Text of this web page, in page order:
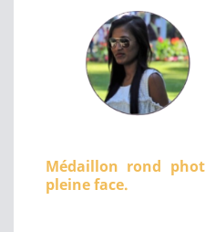
Médaillon rond
pleine face.